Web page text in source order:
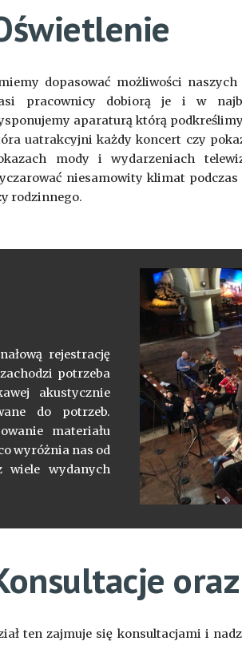
dopasować możliwości
pracownicy dobiorą je i w
aparaturą którą
uatrakcyjni każdy koncert czy
mody i wydarzeniach
niesamowity klimat
rodzinnego.
rejestrację
potrzeba
akustycznie
do potrzeb.
materiału
wyróżnia nas od
wiele wydanych
ten zajmuje się konsultacjami i